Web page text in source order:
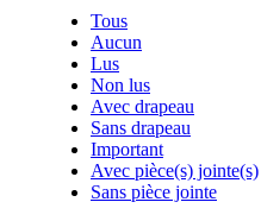
Tous
Aucun
Lus
Non lus
Avec drapeau
Sans drapeau
Important
Avec pièce(s) jointe(s)
Sans pièce jointe